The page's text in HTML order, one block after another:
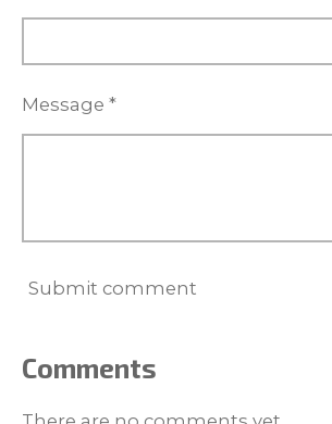
Message *
Submit comment
Comments